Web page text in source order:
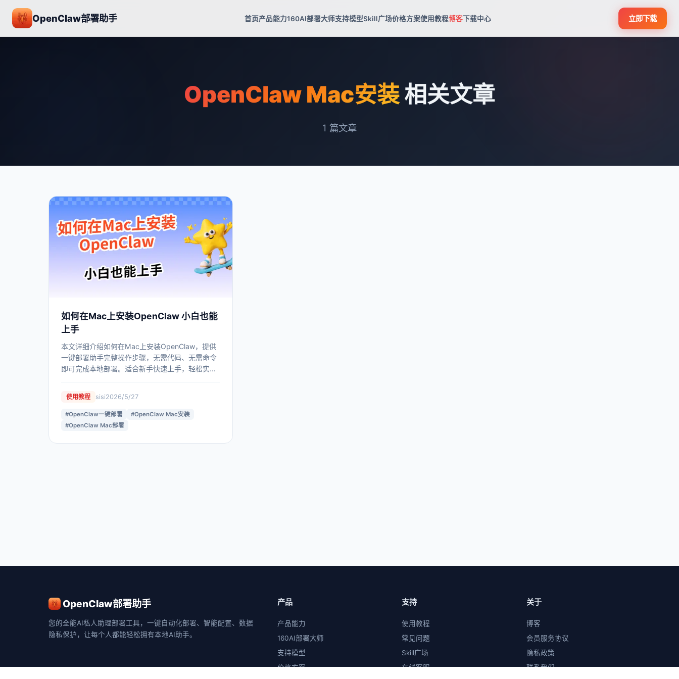
OpenClaw部署助手 首页产品能力160AI部署大师支持模型Skill广场价格方案使用教程博客下载中心 立即下载
OpenClaw Mac安装相关文章
1 篇文章
如何在Mac上安装OpenClaw 小白也能
上手
本文详细介绍如何在Mac上安装OpenClaw，提供
一键部署助手完整操作步骤，无需代码、无需命令
即可完成本地部署。适合新手快速上手，轻松实现
使用教程 sisi2026/5/27
#OpenClaw一键部署 #OpenClaw Mac安装
#OpenClaw Mac部署
OpenClaw部署助手
您的全能AI私人助理部署工具，一键自动化部署、智能配置、数据
隐私保护，让每个人都能轻松拥有本地AI助手。
产品
产品能力
160AI部署大师
支持模型
价格方案
支持
使用教程
常见问题
Skill广场
在线客服
关于
博客
会员服务协议
隐私政策
联系我们